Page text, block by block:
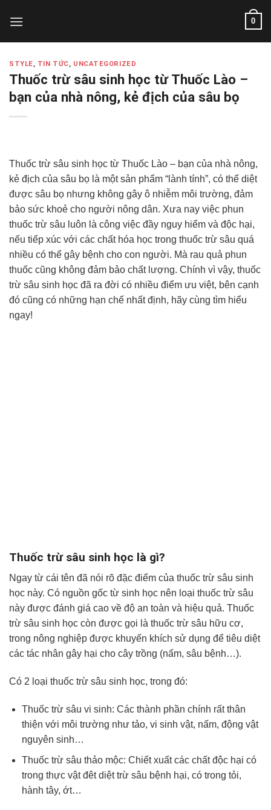
0
STYLE, TIN TỨC, UNCATEGORIZED
Thuốc trừ sâu sinh học từ Thuốc Lào –
bạn của nhà nông, kẻ địch của sâu bọ
Thuốc trừ sâu sinh học từ Thuốc Lào – bạn của nhà nông,
kẻ địch của sâu bọ là một sản phẩm “lành tính”, có thể diệt
được sâu bọ nhưng không gây ô nhiễm môi trường, đảm
bảo sức khoẻ cho người nông dân. Xưa nay việc phun
thuốc trừ sâu luôn là công việc đầy nguy hiểm và độc hại,
nếu tiếp xúc với các chất hóa học trong thuốc trừ sâu quá
nhiều có thể gây bệnh cho con người. Mà rau quả phun
thuốc cũng không đảm bảo chất lượng. Chính vì vậy, thuốc
trừ sâu sinh học đã ra đời có nhiều điểm ưu việt, bên cạnh
đó cũng có những hạn chế nhất định, hãy cùng tìm hiểu
ngay!
Thuốc trừ sâu sinh học là gì?
Ngay từ cái tên đã nói rõ đặc điểm của thuốc trừ sâu sinh
học này. Có nguồn gốc từ sinh học nên loại thuốc trừ sâu
này được đánh giá cao về độ an toàn và hiệu quả. Thuốc
trừ sâu sinh học còn được gọi là thuốc trừ sâu hữu cơ,
trong nông nghiệp được khuyến khích sử dụng để tiêu diệt
các tác nhân gây hại cho cây trồng (nấm, sâu bệnh…).
Có 2 loại thuốc trừ sâu sinh học, trong đó:
Thuốc trừ sâu vi sinh: Các thành phần chính rất thân
thiện với môi trường như tảo, vi sinh vật, nấm, động vật
nguyên sinh…
Thuốc trừ sâu thảo mộc: Chiết xuất các chất độc hại có
trong thực vật đêt diệt trừ sâu bệnh hại, có trong tỏi,
hành tây, ớt…